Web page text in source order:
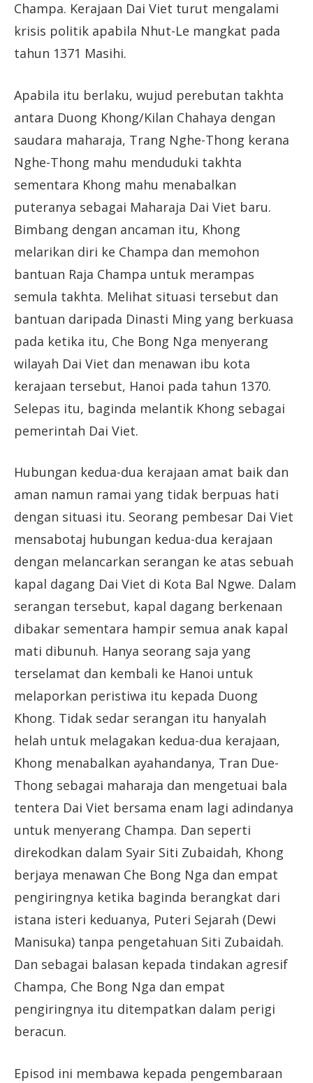
Champa. Kerajaan Dai Viet turut mengalami
krisis politik apabila Nhut-Le mangkat pada
tahun 1371 Masihi.
Apabila itu berlaku, wujud perebutan takhta
antara Duong Khong/Kilan Chahaya dengan
saudara maharaja, Trang Nghe-Thong kerana
Nghe-Thong mahu menduduki takhta
sementara Khong mahu menabalkan
puteranya sebagai Maharaja Dai Viet baru.
Bimbang dengan ancaman itu, Khong
melarikan diri ke Champa dan memohon
bantuan Raja Champa untuk merampas
semula takhta. Melihat situasi tersebut dan
bantuan daripada Dinasti Ming yang berkuasa
pada ketika itu, Che Bong Nga menyerang
wilayah Dai Viet dan menawan ibu kota
kerajaan tersebut, Hanoi pada tahun 1370.
Selepas itu, baginda melantik Khong sebagai
pemerintah Dai Viet.
Hubungan kedua-dua kerajaan amat baik dan
aman namun ramai yang tidak berpuas hati
dengan situasi itu. Seorang pembesar Dai Viet
mensabotaj hubungan kedua-dua kerajaan
dengan melancarkan serangan ke atas sebuah
kapal dagang Dai Viet di Kota Bal Ngwe. Dalam
serangan tersebut, kapal dagang berkenaan
dibakar sementara hampir semua anak kapal
mati dibunuh. Hanya seorang saja yang
terselamat dan kembali ke Hanoi untuk
melaporkan peristiwa itu kepada Duong
Khong. Tidak sedar serangan itu hanyalah
helah untuk melagakan kedua-dua kerajaan,
Khong menabalkan ayahandanya, Tran Due-
Thong sebagai maharaja dan mengetuai bala
tentera Dai Viet bersama enam lagi adindanya
untuk menyerang Champa. Dan seperti
direkodkan dalam Syair Siti Zubaidah, Khong
berjaya menawan Che Bong Nga dan empat
pengiringnya ketika baginda berangkat dari
istana isteri keduanya, Puteri Sejarah (Dewi
Manisuka) tanpa pengetahuan Siti Zubaidah.
Dan sebagai balasan kepada tindakan agresif
Champa, Che Bong Nga dan empat
pengiringnya itu ditempatkan dalam perigi
beracun.
Episod ini membawa kepada pengembaraan